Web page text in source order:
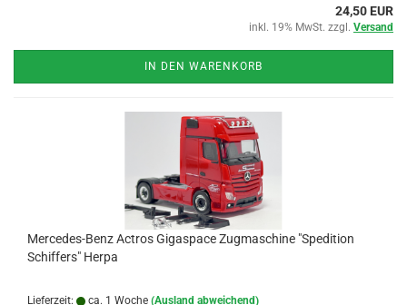
24,50 EUR
inkl. 19% MwSt. zzgl. Versand
IN DEN WARENKORB
Mercedes-Benz Actros Gigaspace Zugmaschine "Spedition
Schiffers" Herpa
Lieferzeit: ca. 1 Woche (Ausland abweichend)